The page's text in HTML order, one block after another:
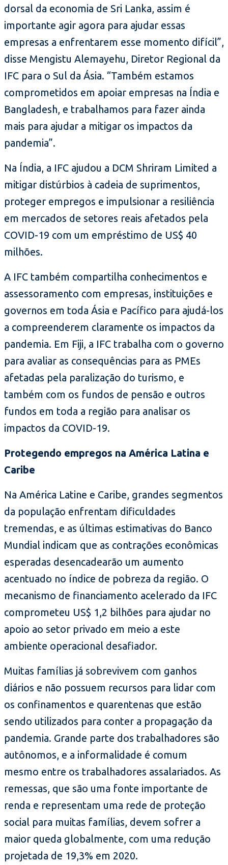
dorsal da economia de Sri Lanka, assim é
importante agir agora para ajudar essas
empresas a enfrentarem esse momento difícil”,
disse Mengistu Alemayehu, Diretor Regional da
IFC para o Sul da Ásia. “Também estamos
comprometidos em apoiar empresas na Índia e
Bangladesh, e trabalhamos para fazer ainda
mais para ajudar a mitigar os impactos da
pandemia”.
Na Índia, a IFC ajudou a DCM Shriram Limited a
mitigar distúrbios à cadeia de suprimentos,
proteger empregos e impulsionar a resiliência
em mercados de setores reais afetados pela
COVID-19 com um empréstimo de US$ 40
milhões.
A IFC também compartilha conhecimentos e
assessoramento com empresas, instituições e
governos em toda Ásia e Pacífico para ajudá-los
a compreenderem claramente os impactos da
pandemia. Em Fiji, a IFC trabalha com o governo
para avaliar as consequências para as PMEs
afetadas pela paralização do turismo, e
também com os fundos de pensão e outros
fundos em toda a região para analisar os
impactos da COVID-19.
Protegendo empregos na América Latina e
Caribe
Na América Latine e Caribe, grandes segmentos
da população enfrentam dificuldades
tremendas, e as últimas estimativas do Banco
Mundial indicam que as contrações econômicas
esperadas desencadearão um aumento
acentuado no índice de pobreza da região. O
mecanismo de financiamento acelerado da IFC
comprometeu US$ 1,2 bilhões para ajudar no
apoio ao setor privado em meio a este
ambiente operacional desafiador.
Muitas famílias já sobrevivem com ganhos
diários e não possuem recursos para lidar com
os confinamentos e quarentenas que estão
sendo utilizados para conter a propagação da
pandemia. Grande parte dos trabalhadores são
autônomos, e a informalidade é comum
mesmo entre os trabalhadores assalariados. As
remessas, que são uma fonte importante de
renda e representam uma rede de proteção
social para muitas famílias, devem sofrer a
maior queda globalmente, com uma redução
projetada de 19,3% em 2020.